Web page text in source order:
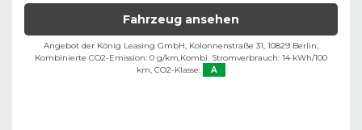
Fahrzeug ansehen
Angebot der König Leasing GmbH, Kolonnenstraße 31, 10829 Berlin;
Kombinierte CO2-Emission: 0 g/km,Kombi. Stromverbrauch: 14 kWh/100
km, CO2-Klasse: A